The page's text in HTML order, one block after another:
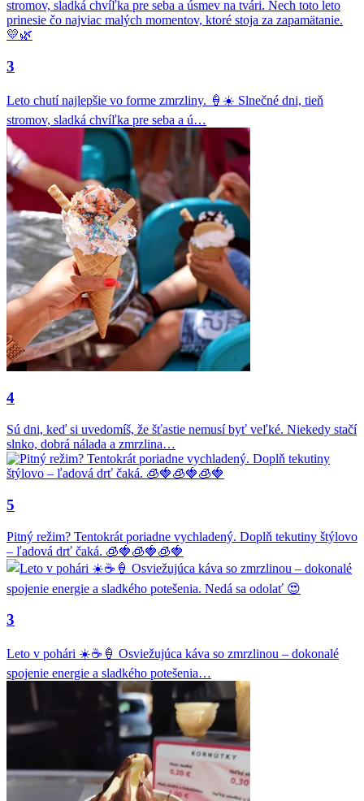
3
Leto chutí najlepšie vo forme zmrzliny. 🍦☀️ Slnečné dni, tieň
stromov, sladká chvíľka pre seba a ú…
4
Sú dni, keď si uvedomíš, že šťastie nemusí byť veľké. Niekedy stačí
slnko, dobrá nálada a zmrzlina…
5
Pitný režim? Tentokrát poriadne vychladený. Doplň tekutiny štýlovo
– ľadová drť čaká. 🧊🍓🧊🍓🧊🍓
3
Leto v pohári ☀️☕🍦 Osviežujúca káva so zmrzlinou – dokonalé
spojenie energie a sladkého potešenia…